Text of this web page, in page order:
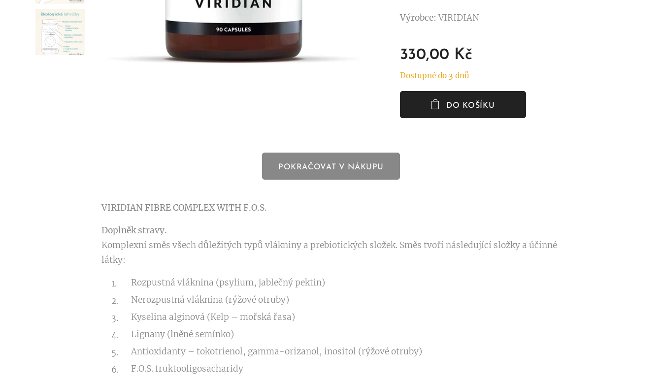
Výrobce: VIRIDIAN
330,00 Kč
Dostupné do 3 dnů
DO KOŠÍKU
POKRAČOVAT V NÁKUPU
VIRIDIAN FIBRE COMPLEX WITH F.O.S.
Doplněk stravy.
Komplexní směs všech důležitých typů vlákniny a prebiotických složek. Směs tvoří následující složky a účinné
látky:
Rozpustná vláknina (psylium, jablečný pektin)
Nerozpustná vláknina (rýžové otruby)
Kyselina alginová (Kelp – mořská řasa)
Lignany (lněné semínko)
Antioxidanty – tokotrienol, gamma-orizanol, inositol (rýžové otruby)
F.O.S. fruktooligosacharidy